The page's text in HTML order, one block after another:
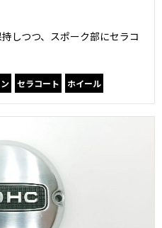
しつつ、スポーク部にセラコ
セラコート ホイール